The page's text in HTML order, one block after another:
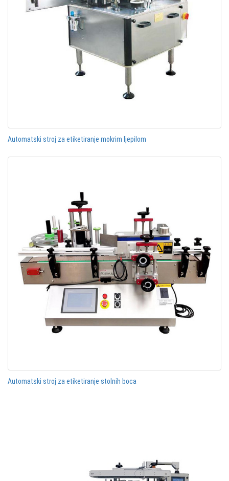
Automatski stroj za etiketiranje mokrim ljepilom
Automatski stroj za etiketiranje stolnih boca